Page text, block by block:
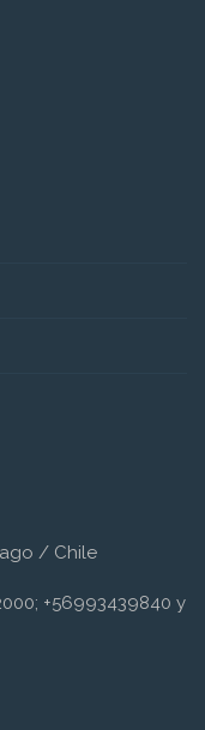
/ Chile
+56993439840 y